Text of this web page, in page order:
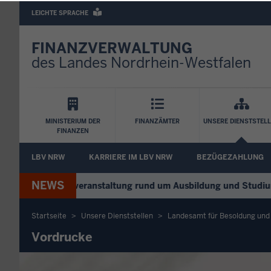
Sprachen
LEICHTE SPRACHE
FINANZVERWALTUNG
des Landes Nordrhein-Westfalen
Hauptnavigation
MINISTERIUM DER
FINANZEN
FINANZÄMTER UNSERE
LBV NRW KARRIERE IM LBV NRW BEZÜGEZAHLUNG
NEWS
Digitale Infoveranstaltung rund um Ausbildung und Studium –
Sie
befinden
Startseite Unsere Dienststellen Landesamt für Besoldung
Vordrucke